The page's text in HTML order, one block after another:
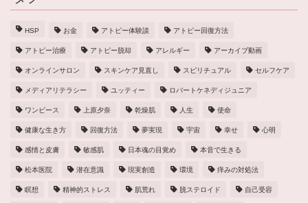
HSP お金 アトピー体験談 アトピー回復方法
アトピー治療 アトピー脱却 アレルギー アーカイブ動画
オンラインサロン スキンケア見直し スピリチュアル セルフケア
メディアリテラシー ユッティー ロバートケネディジュニア
ワンピース 上原夕奈 乾燥肌 人生 使命
健康な生き方 回復方法 夢実現 宇宙 幸せ 心明
感情と皮膚 敏感肌 日本魂の目覚め 本音で生きる
松本医院 潜在意識 現実創造 環境 痒みの対処法
瞑想 精神的ストレス 肌荒れ 脱ステロイド 自己受容